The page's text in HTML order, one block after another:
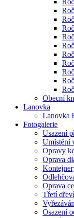
Obecní
Lanovka
Lanovka
Fotogalerie
Usazení
Umístění
Opravy
Oprava
Oprava
Třetí
Osazení